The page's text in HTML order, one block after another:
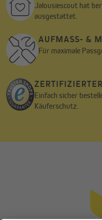
Jalousiescout hat
ausgestattet.
AUFMASS- &
Für maximale
Einfach sicher
Käuferschutz.